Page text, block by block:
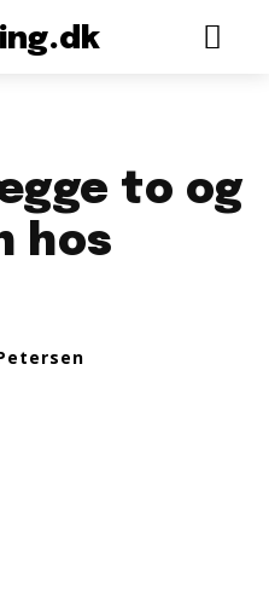
to og
hos